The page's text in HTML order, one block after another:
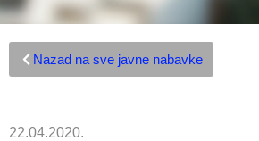
Nazad na sve javne nabavke
22.04.2020.